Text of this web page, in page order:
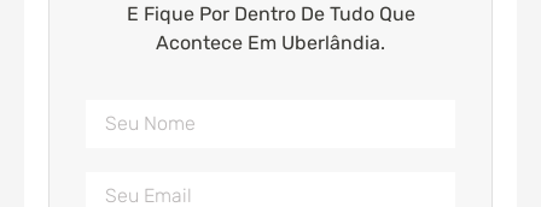
E Fique Por Dentro De Tudo Que
Acontece Em Uberlândia.